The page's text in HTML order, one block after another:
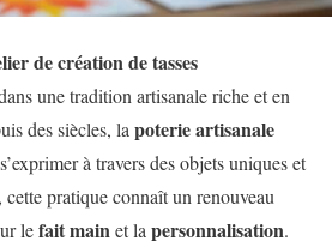
de création de tasses
une tradition artisanale riche et en
des siècles, la poterie artisanale
à travers des objets uniques et
pratique connaît un renouveau
lefait mainet la personnalisation.